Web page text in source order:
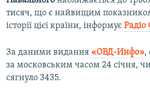
тисяч, що є найвищим
історії цієї країни, інформує Радіо
За даними видання «ОВД-Инфо»,
за московським часом 24 січня,
сягнуло 3435.